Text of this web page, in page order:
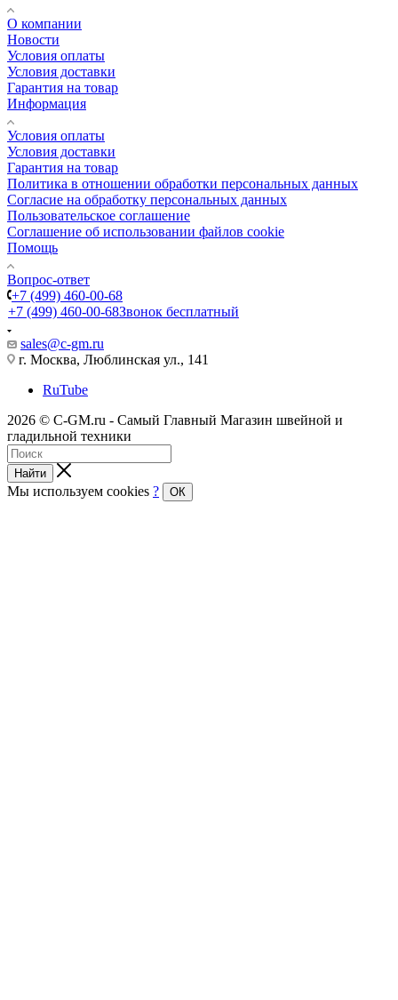
О компании
Новости
Условия оплаты
Условия доставки
Гарантия на товар
Информация
Условия оплаты
Условия доставки
Гарантия на товар
Политика в отношении обработки персональных данных
Cогласие на обработку персональных данных
Пользовательское соглашение
Cоглашение об использовании файлов cookie
Помощь
Вопрос-ответ
+7 (499) 460-00-68
+7 (499) 460-00-68Звонок бесплатный
sales@c-gm.ru
г. Москва, Люблинская ул., 141
RuTube
2026 © C-GM.ru - Самый Главный Магазин швейной и
гладильной техники
Найти
Мы используем cookies ? ОК